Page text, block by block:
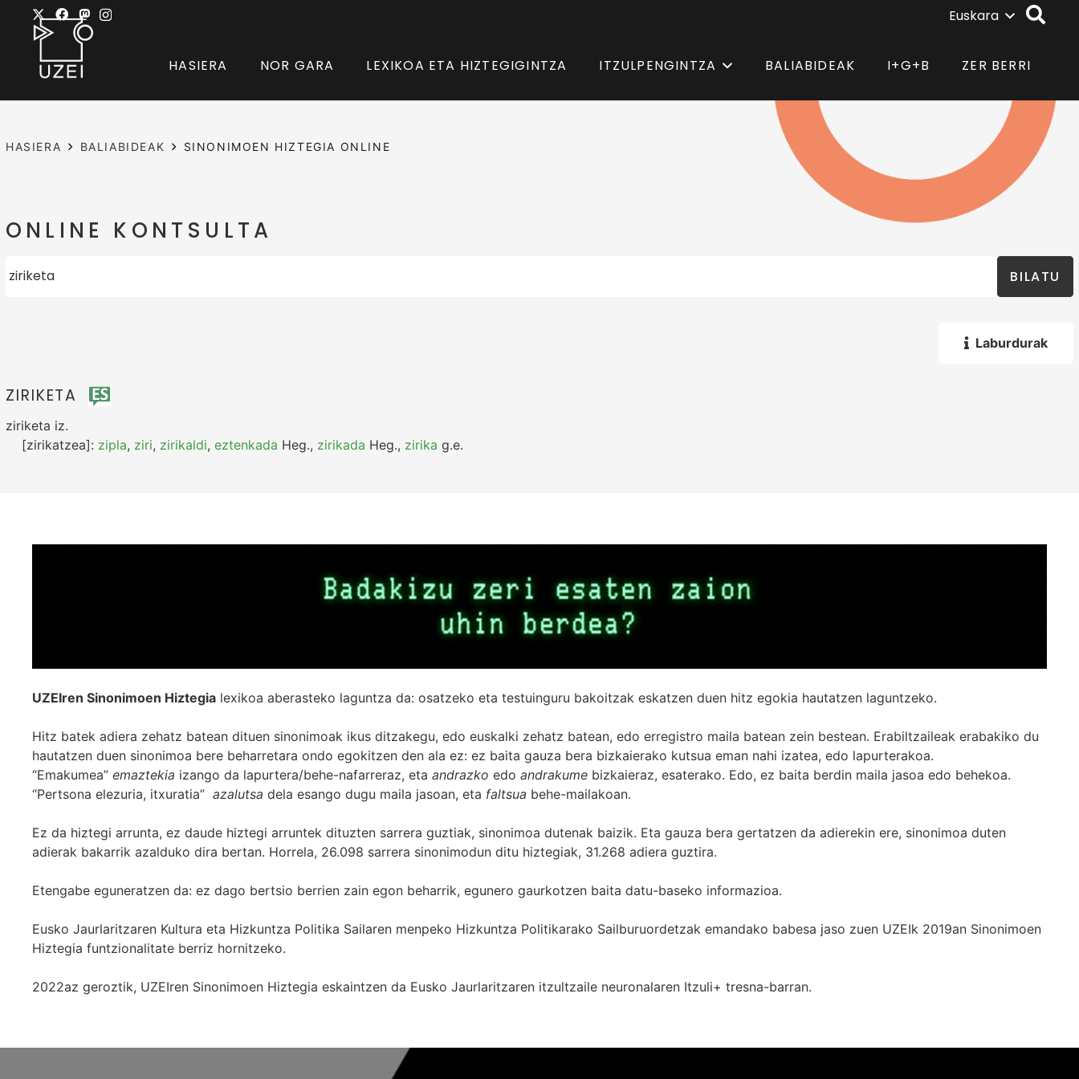
Euskara
HASIERA NOR GARA LEXIKOA ETA HIZTEGIGINTZA ITZULPENGINTZA BALIABIDEAK I+G+B ZER BERRI
HASIERA BALIABIDEAK SINONIMOEN HIZTEGIA ONLINE
ONLINE KONTSULTA
BILATU
Laburdurak
ZIRIKETA
ziriketa iz.
[zirikatzea]: zipla, ziri, zirikaldi, eztenkada Heg., zirikada Heg., zirika g.e.
UZEIren Sinonimoen Hiztegia lexikoa aberasteko laguntza da: osatzeko eta testuinguru bakoitzak eskatzen duen hitz egokia hautatzen laguntzeko.
Hitz batek adiera zehatz batean dituen sinonimoak ikus ditzakegu, edo euskalki zehatz batean, edo erregistro maila batean zein bestean. Erabiltzaileak erabakiko du
hautatzen duen sinonimoa bere beharretara ondo egokitzen den ala ez: ez baita gauza bera bizkaierako kutsua eman nahi izatea, edo lapurterakoa.
“Emakumea” emaztekia izango da lapurtera/behe-nafarreraz, eta andrazko edo andrakume bizkaieraz, esaterako. Edo, ez baita berdin maila jasoa edo behekoa.
“Pertsona elezuria, itxuratia” azalutsa dela esango dugu maila jasoan, eta faltsua behe-mailakoan.
Ez da hiztegi arrunta, ez daude hiztegi arruntek dituzten sarrera guztiak, sinonimoa dutenak baizik. Eta gauza bera gertatzen da adierekin ere, sinonimoa duten
adierak bakarrik azalduko dira bertan. Horrela, 26.098 sarrera sinonimodun ditu hiztegiak, 31.268 adiera guztira.
Etengabe eguneratzen da: ez dago bertsio berrien zain egon beharrik, egunero gaurkotzen baita datu-baseko informazioa.
Eusko Jaurlaritzaren Kultura eta Hizkuntza Politika Sailaren menpeko Hizkuntza Politikarako Sailburuordetzak emandako babesa jaso zuen UZEIk 2019an Sinonimoen
Hiztegia funtzionalitate berriz hornitzeko.
2022az geroztik, UZEIren Sinonimoen Hiztegia eskaintzen da Eusko Jaurlaritzaren itzultzaile neuronalaren Itzuli+ tresna-barran.